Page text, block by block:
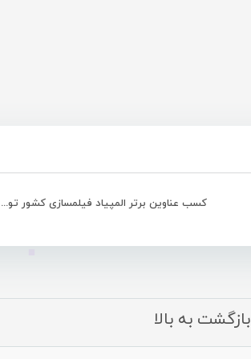
کسب عناوین برتر المپیاد فیلمسازی کشور توسط نوجوانان هرمزگانی
بازگشت به بالا